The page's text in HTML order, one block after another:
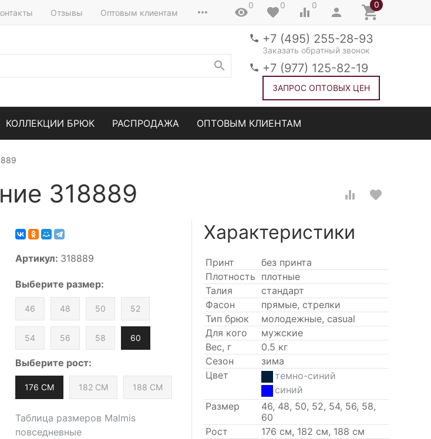
Отзывы Оптовым клиентам
0 0 0 0
+7 (495) 255-28-93
Заказать обратный звонок
+7 (977) 125-82-19
ЗАПРОС ОПТОВЫХ ЦЕН
КОЛЛЕКЦИИ БРЮК РАСПРОДАЖА ОПТОВЫМ КЛИЕНТАМ
318889
Артикул: 318889
Выберите размер:
46 48 50 52
54 56 58 60
Выберите рост:
176 СМ 182 СМ 188 СМ
Таблица размеров Malmis
повседневные
Характеристики
Принт
без принта
Плотность плотные
Талия
стандарт
Фасон
прямые, стрелки
Тип брюк
молодежные, casual
Для кого
мужские
Вес, г
0.5 кг
Сезон
зима
Цвет
темно-синий
синий
Размер
46, 48, 50, 52, 54, 56, 58,
60
Рост
176 см, 182 см, 188 см